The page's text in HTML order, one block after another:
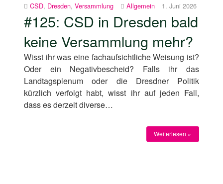
CSD, Dresden, Versammlung Allgemein 1. Juni 2026
#125: CSD in Dresden bald
keine Versammlung mehr?
Wisst ihr was eine fachaufsichtliche Weisung ist?
Oder ein Negativbescheid? Falls ihr das
Landtagsplenum oder die Dresdner Politik
kürzlich verfolgt habt, wisst ihr auf jeden Fall,
dass es derzeit diverse…
Weiterlesen »